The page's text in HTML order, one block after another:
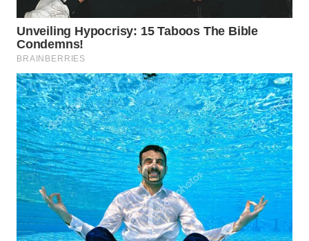
GORONTALO
WN
SULUT
WN
MALUKU
WN
MALUT
WN
DAIRI